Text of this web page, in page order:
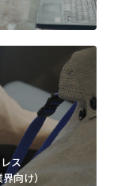
ス
向け）